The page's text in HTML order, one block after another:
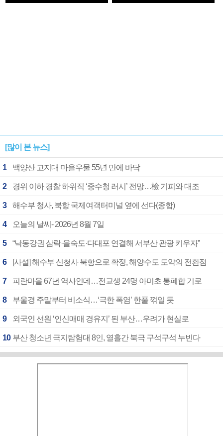
1182개팀 전수조사 확정
[많이 본 뉴스]
1 백양산 고지대 마을우물 55년 만에 바닥
2 경위 이하 경찰 하위직 ‘중수청 러시’ 전망…檢 기피와 대조
3 해수부 청사, 북항 국제여객터미널 옆에 선다(종합)
4 오늘의 날씨- 2026년 8월 7일
5 “낙동강권 삼락·을숙도·다대포 연결해 서부산 관광 키우자”
6 [사설] 해수부 신청사 북항으로 확정, 해양수도 도약의 전환점
7 피란마을 67년 역사인데…전교생 24명 아미초 통폐합 기로
8 부울경 주말부터 비소식…‘극한 폭염’ 한풀 꺾일 듯
9 외국인 선원 ‘인신매매 경유지’ 된 부산…우려가 현실로
10 부산 청소년 극지탐험대 8인, 열흘간 북극 구석구석 누빈다